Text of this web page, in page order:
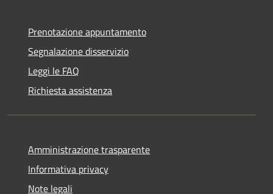
Prenotazione appuntamento
Segnalazione disservizio
Leggi le FAQ
Richiesta assistenza
Amministrazione trasparente
Informativa privacy
Note legali